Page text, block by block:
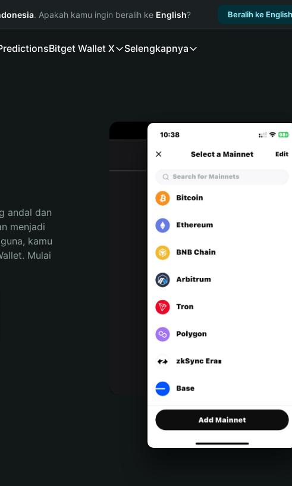
. Apakah kamu ingin beralih ke English? Beralih ke English
Bitget Wallet X Selengkapnya
andal dan
menjadi
kamu
Mulai